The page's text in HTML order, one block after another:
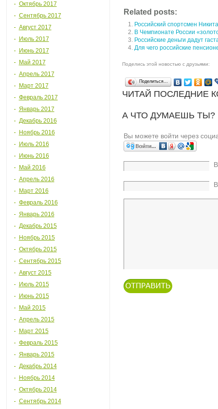
Октябрь 2017
Сентябрь 2017
Август 2017
Июль 2017
Июнь 2017
Май 2017
Апрель 2017
Март 2017
Февраль 2017
Январь 2017
Декабрь 2016
Ноябрь 2016
Июль 2016
Июнь 2016
Май 2016
Апрель 2016
Март 2016
Февраль 2016
Январь 2016
Декабрь 2015
Ноябрь 2015
Октябрь 2015
Сентябрь 2015
Август 2015
Июль 2015
Июнь 2015
Май 2015
Апрель 2015
Март 2015
Февраль 2015
Январь 2015
Декабрь 2014
Ноябрь 2014
Октябрь 2014
Сентябрь 2014
Related posts:
Российский спортсмен
В Чемпионате России
Российские деньги дадут
Для чего российские
Поделись этой новостью с друзьями:
Поделиться…
ЧИТАЙ ПОСЛЕДНИЕ
А ЧТО ДУМАЕШЬ
Вы можете войти через